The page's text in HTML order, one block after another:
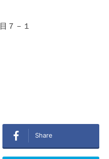
７－１
Share